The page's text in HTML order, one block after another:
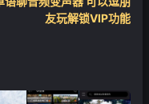
友玩解锁VIP功能